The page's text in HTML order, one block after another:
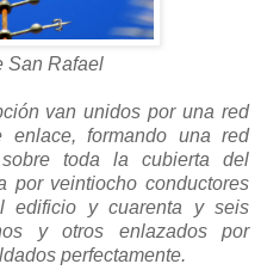
San Rafael
van unidos por una red
enlace, formando una red
toda la cubierta del
por veintiocho conductores
edificio y cuarenta y seis
y otros enlazados por
perfectamente.